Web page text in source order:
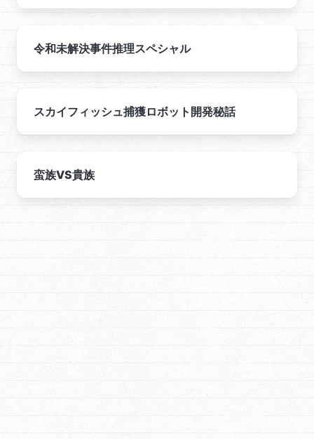
令和未解決事件推理スペシャル
スカイフィッシュ捕獲ロボット開発秘話
蛮族VS貴族